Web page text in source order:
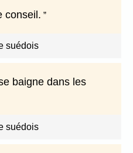
conseil.
suédois
baigne dans les
suédois